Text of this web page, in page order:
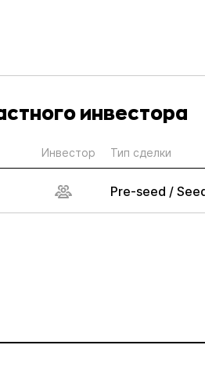
инвестора
Инвестор Тип сделки
Pre-seed /